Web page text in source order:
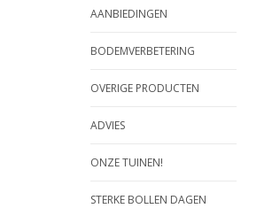
AANBIEDINGEN
BODEMVERBETERING
OVERIGE PRODUCTEN
ADVIES
ONZE TUINEN!
STERKE BOLLEN DAGEN